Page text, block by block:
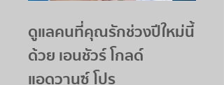
ดูแลคนที่คุณรักช่วงปีใหม่นี้
ด้วย เอนชัวร์ โกลด์
แอดวานซ์ โปร